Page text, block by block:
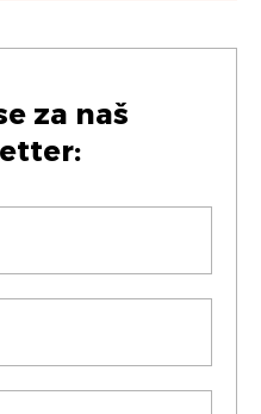
za naš